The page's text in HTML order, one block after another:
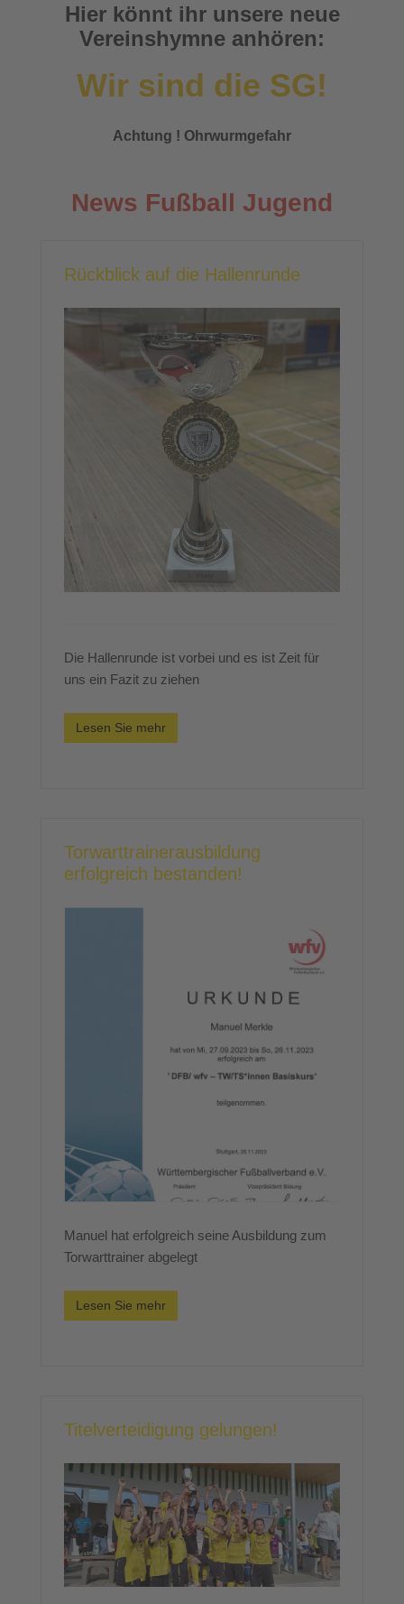
Hier könnt ihr unsere neue
Vereinshymne anhören:
Wir sind die SG!
Achtung ! Ohrwurmgefahr
News Fußball Jugend
Rückblick auf die Hallenrunde
Die Hallenrunde ist vorbei und es ist Zeit für
uns ein Fazit zu ziehen
Lesen Sie mehr
Torwarttrainerausbildung
erfolgreich bestanden!
Manuel hat erfolgreich seine Ausbildung zum
Torwarttrainer abgelegt
Lesen Sie mehr
Titelverteidigung gelungen!